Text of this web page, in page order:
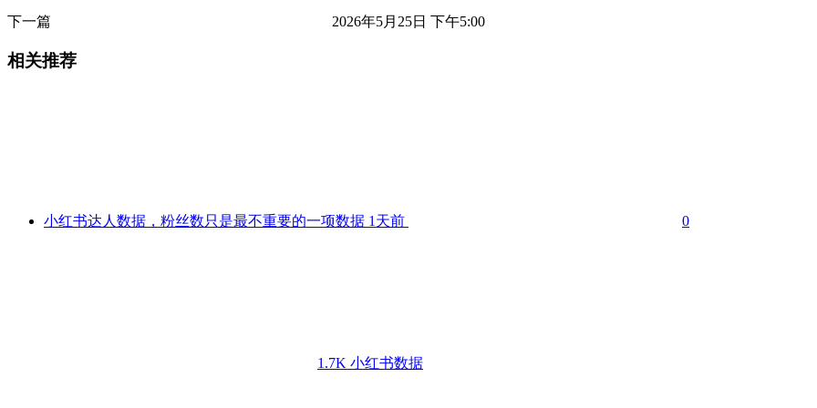
下一篇 2026年5月25日 下午5:00
相关推荐
小红书达人数据，粉丝数只是最不重要的一项数据 1天前 0
1.7K 小红书数据